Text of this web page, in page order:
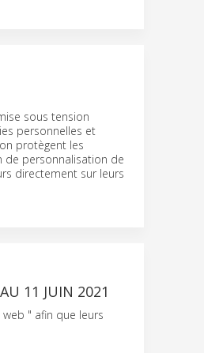
sous tension
personnelles et
protègent les
de personnalisation de
directement sur leurs
11 JUIN 2021
" afin que leurs